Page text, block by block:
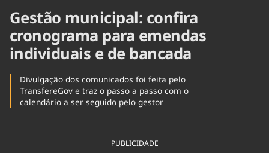
Gestão municipal: confira
cronograma para emendas
individuais e de bancada
Divulgação dos comunicados foi feita pelo
TransfereGov e traz o passo a passo com o
calendário a ser seguido pelo gestor
PUBLICIDADE